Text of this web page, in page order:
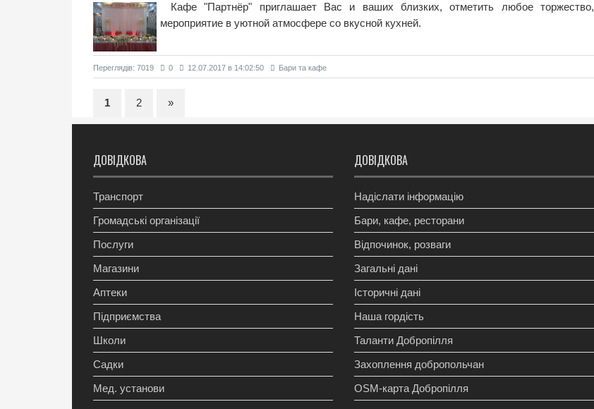
Кафе "Партнёр" приглашает Вас и ваших близких, отметить любое торжество,
мероприятие в уютной атмосфере со вкусной кухней.
Переглядiв: 7019 0 12.07.2017 в 14:02:50 Бари та кафе
1 2 »
ДОВІДКОВА
Транспорт
Громадські організації
Послуги
Магазини
Аптеки
Підприємства
Школи
Садки
Мед. установи
ДОВІДКОВА
Надіслати інформацію
Бари, кафе, ресторани
Відпочинок, розваги
Загальні дані
Історичні дані
Наша гордість
Таланти Добропілля
Захоплення добропольчан
OSM-карта Добропілля